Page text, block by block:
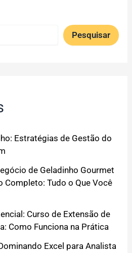
Pesquisar
Estratégias de Gestão do
de Geladinho Gourmet
Completo: Tudo o Que Você
Curso de Extensão de
Como Funciona na Prática
Excel para Analista